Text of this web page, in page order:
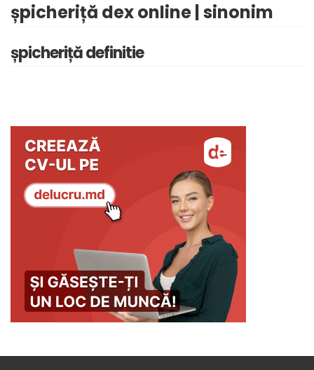
șpicheriță dex online | sinonim
șpicheriță definitie